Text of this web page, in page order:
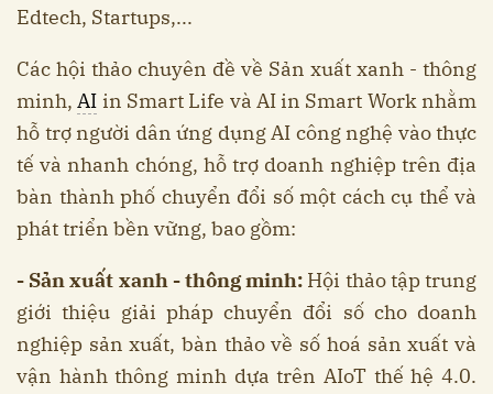
Edtech, Startups,...
Các hội thảo chuyên đề về Sản xuất xanh - thông
minh,AI in Smart Life và AI in Smart Work nhằm
hỗ trợ người dân ứng dụng AI công nghệ vào thực
tế và nhanh chóng, hỗ trợ doanh nghiệp trên địa
bàn thành phố chuyển đổi số một cách cụ thể và
phát triển bền vững, bao gồm:
- Sản xuất xanh - thông minh: Hội thảo tập trung
giới thiệu giải pháp chuyển đổi số cho doanh
nghiệp sản xuất, bàn thảo về số hoá sản xuất và
vận hành thông minh dựa trên AIoT thế hệ 4.0.